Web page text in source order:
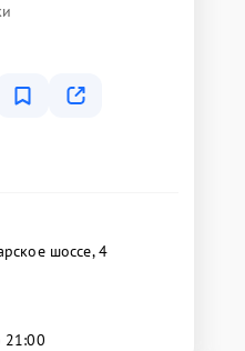
шоссе, 4
21:00